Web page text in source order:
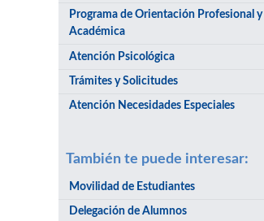
Programa de Orientación Profesional y
Académica
Atención Psicológica
Trámites y Solicitudes
Atención Necesidades Especiales
También te puede interesar:
Movilidad de Estudiantes
Delegación de Alumnos